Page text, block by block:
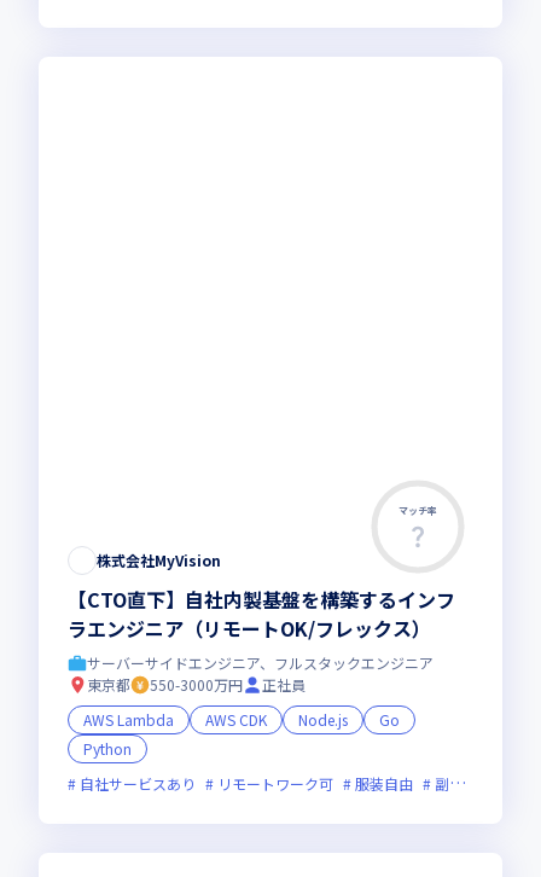
マッチ率
株式会社MyVision
【CTO直下】自社内製基盤を構築するインフ
ラエンジニア（リモートOK/フレックス）
サーバーサイドエンジニア、フルスタックエンジニア
東京都
550-3000万円
正社員
AWS Lambda
AWS CDK Node.js
Go
Python
自社サービスあり
リモートワーク可 服装自由 副業可